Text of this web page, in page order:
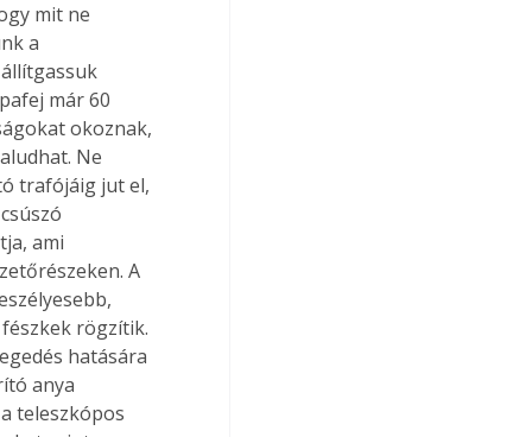
mit ne
a
már 60
okoznak,
Ne
trafójáig jut el,
ami
A
rögzítik.
hatására
anya
teleszkópos